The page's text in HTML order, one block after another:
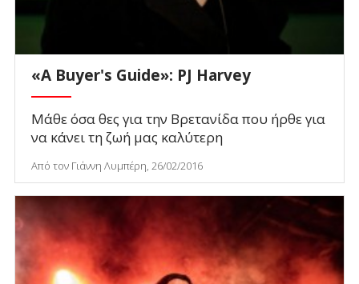
«A Buyer's Guide»: PJ Harvey
Μάθε όσα θες για την Βρετανίδα που ήρθε για
να κάνει τη ζωή μας καλύτερη
Από τον Γιάννη Λυμπέρη, 26/02/2016